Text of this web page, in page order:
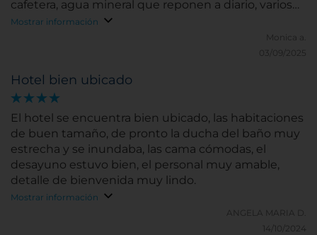
cafetera, agua mineral que reponen a diario, varios
enchufes, etc. Personal amable y profesional. Hay
que tener en cuenta que la plaza Rembrand tiene
muchos restaurantes y discotecas por lo que el fin
que dan a ella, mejor alojarse en otras que den a otra
calle. Y no tiene aire acondicionado por lo que,
aunque en Amsterdam no suele hacer mucho calor,
recalienta y hay que abrir un rato por la noche. Sólo
le falta el aire acondicionado para que le de la
máxima puntuación
Mostrar información
Monica a.
03/09/2025
Hotel bien ubicado
El hotel se encuentra bien ubicado, las habitaciones
de buen tamaño, de pronto la ducha del baño muy
estrecha y se inundaba, las cama cómodas, el
desayuno estuvo bien, el personal muy amable,
detalle de bienvenida muy lindo.
Mostrar información
ANGELA MARIA D.
14/10/2024